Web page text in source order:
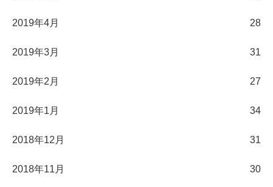
2019年4月 28
2019年3月 31
2019年2月 27
2019年1月 34
2018年12月 31
2018年11月 30